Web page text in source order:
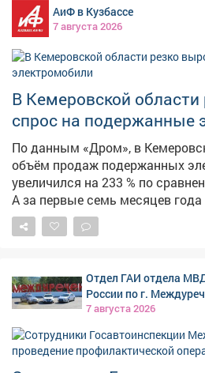
АиФ в Кузбассе
7 августа 2026
В Кемеровской
спрос на подержанные
По данным «Дром», в
объём продаж подержанных
увеличился на 233 % по
А за первые семь месяцев
116 % относительно
года. Однако всего доля
топливом. Лидером продаж в
Leaf - спрос на эту модель
Nissan e‑NV200, Evolute i‑Joy и
самых дорогих сделок месяца
Отдел ГАИ отдела
России по г.
7 августа 2026